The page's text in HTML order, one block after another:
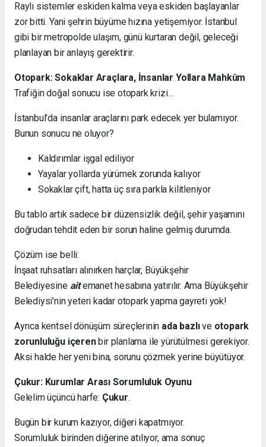
Raylı sistemler eskiden kalma veya eskiden başlayanlar
zor bitti. Yani şehrin büyüme hızına yetişemiyor. İstanbul
gibi bir metropolde ulaşım, günü kurtaran değil, geleceği
planlayan bir anlayış gerektirir.
Otopark: Sokaklar Araçlara, İnsanlar Yollara Mahkûm
Trafiğin doğal sonucu ise otopark krizi…
İstanbul’da insanlar araçlarını park edecek yer bulamıyor.
Bunun sonucu ne oluyor?
Kaldırımlar işgal ediliyor
Yayalar yollarda yürümek zorunda kalıyor
Sokaklar çift, hatta üç sıra parkla kilitleniyor
Bu tablo artık sadece bir düzensizlik değil, şehir yaşamını
doğrudan tehdit eden bir sorun haline gelmiş durumda.
Çözüm ise belli:
İnşaat ruhsatları alınırken harçlar, Büyükşehir
Belediyesine aitemanet hesabına yatırılır. Ama Büyükşehir
Belediysi'nin yeteri kadar otopark yapma gayreti yok!
Ayrıca kentsel dönüşüm süreçlerinin ada bazlıve otopark
zorunluluğu içerenbir planlama ile yürütülmesi gerekiyor.
Aksi halde her yeni bina, sorunu çözmek yerine büyütüyor.
Çukur: Kurumlar Arası Sorumluluk Oyunu
Gelelim üçüncü harfe: Çukur.
Bugün bir kurum kazıyor, diğeri kapatmıyor.
Sorumluluk birinden diğerine atılıyor, ama sonuç